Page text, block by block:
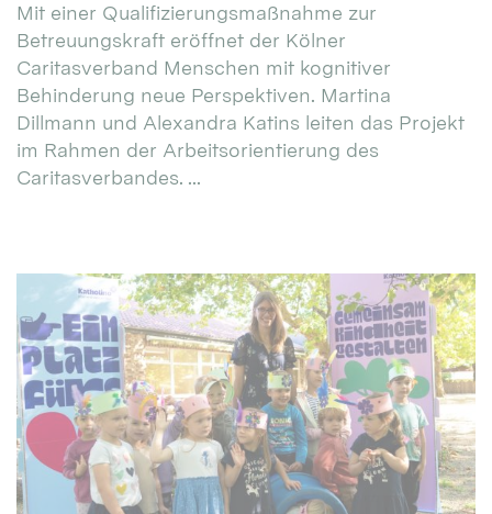
Mit einer Qualifizierungsmaßnahme zur
Betreuungskraft eröffnet der Kölner
Caritasverband Menschen mit kognitiver
Behinderung neue Perspektiven. Martina
Dillmann und Alexandra Katins leiten das Projekt
im Rahmen der Arbeitsorientierung des
Caritasverbandes. ...